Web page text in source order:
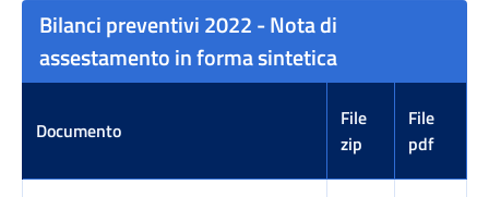
Bilanci preventivi 2022 - Nota di
assestamento in forma sintetica
Documento
File
zip
File
pdf